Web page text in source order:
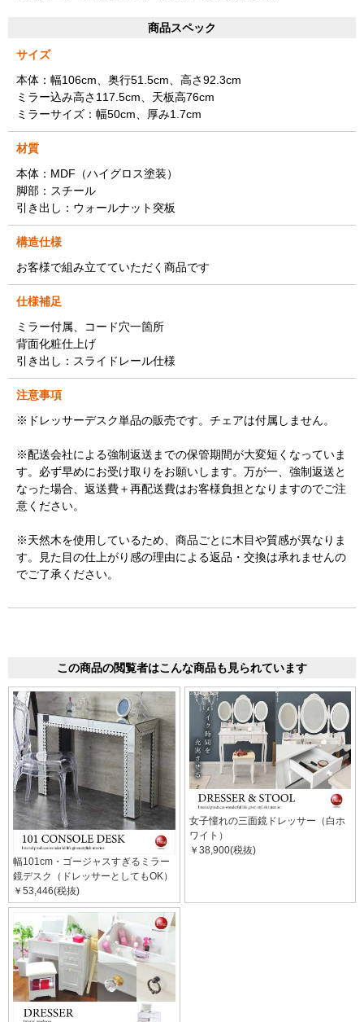
商品スペック
サイズ
本体：幅106cm、奥行51.5cm、高さ92.3cm
ミラー込み高さ117.5cm、天板高76cm
ミラーサイズ：幅50cm、厚み1.7cm
材質
本体：MDF（ハイグロス塗装）
脚部：スチール
引き出し：ウォールナット突板
構造仕様
お客様で組み立てていただく商品です
仕様補足
ミラー付属、コード穴一箇所
背面化粧仕上げ
引き出し：スライドレール仕様
注意事項
※ドレッサーデスク単品の販売です。チェアは付属しません。
※配送会社による強制返送までの保管期間が大変短くなっていま
す。必ず早めにお受け取りをお願いします。万が一、強制返送と
なった場合、返送費＋再配送費はお客様負担となりますのでご注
意ください。
※天然木を使用しているため、商品ごとに木目や質感が異なりま
す。見た目の仕上がり感の理由による返品・交換は承れませんの
でご了承ください。
この商品の閲覧者はこんな商品も見られています
幅101cm・ゴージャスすぎるミラー
鏡デスク（ドレッサーとしてもOK）
￥53,446(税抜)
女子憧れの三面鏡ドレッサー（白ホ
ワイト）
￥38,900(税抜)